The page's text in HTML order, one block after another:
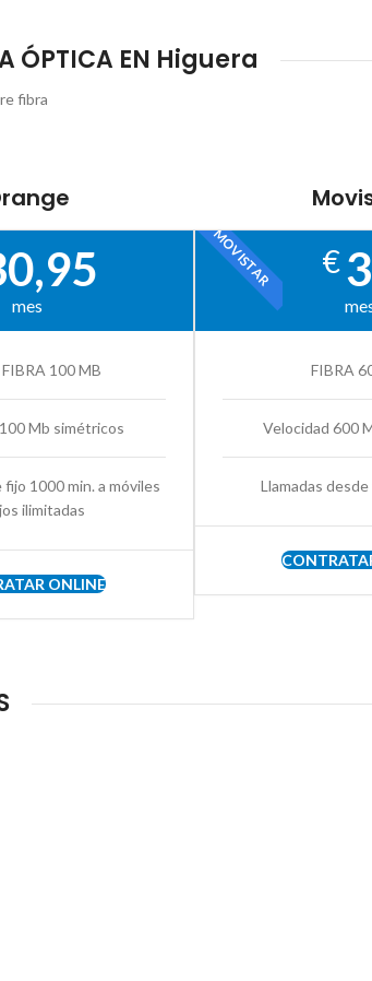
ÓPTICA EN Higuera
fibra
mes
100 MB
Mb simétricos
fijo 1000 min. a móviles
ilimitadas
ONLINE
MOVISTAR €
FIBRA
Velocidad 600
Llamadas